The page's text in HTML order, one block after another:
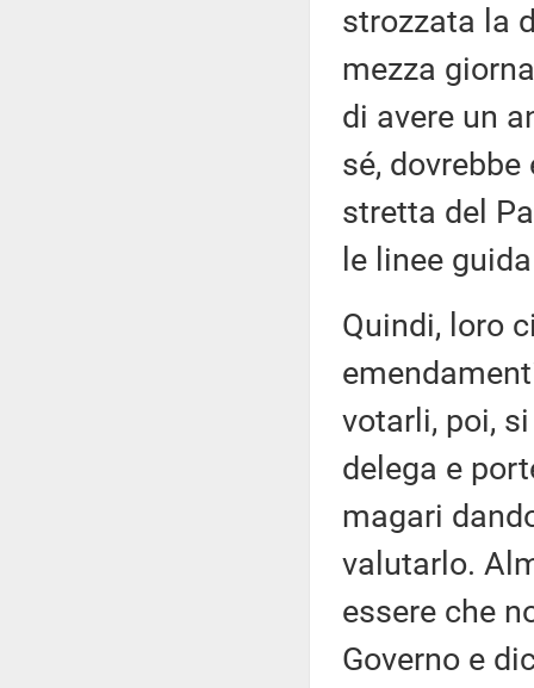
strozzata la
mezza
di avere un
sé,
stretta del
le linee
Quindi, loro
votarli, poi,
delega e
magari
valutarlo.
essere che
Governo e